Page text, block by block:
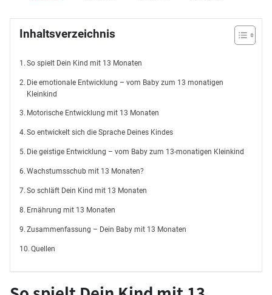
Inhaltsverzeichnis
So spielt Dein Kind mit 13 Monaten
Die emotionale Entwicklung – vom Baby zum 13 monatigen
Kleinkind
Motorische Entwicklung mit 13 Monaten
So entwickelt sich die Sprache Deines Kindes
Die geistige Entwicklung – vom Baby zum 13-monatigen Kleinkind
Wachstumsschub mit 13 Monaten?
So schläft Dein Kind mit 13 Monaten
Ernährung mit 13 Monaten
Zusammenfassung – Dein Baby mit 13 Monaten
Quellen